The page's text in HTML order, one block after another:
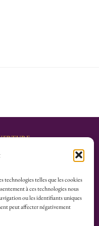
technologies telles que les cookies
à ces technologies nous
ou les identifiants uniques
peut affecter négativement
–
: 12h/17h30